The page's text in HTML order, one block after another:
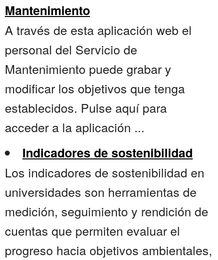
Mantenimiento
A través de esta aplicación web el
personal del Servicio de
Mantenimiento puede grabar y
modificar los objetivos que tenga
establecidos. Pulse aquí para
acceder a la aplicación ...
Indicadores de sostenibilidad
Los indicadores de sostenibilidad en
universidades son herramientas de
medición, seguimiento y rendición de
cuentas que permiten evaluar el
progreso hacia objetivos ambientales,